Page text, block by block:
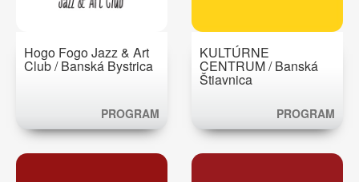
Hogo Fogo Jazz & Art
Club / Banská Bystrica
PROGRAM
KULTÚRNE
CENTRUM / Banská
Štiavnica
PROGRAM